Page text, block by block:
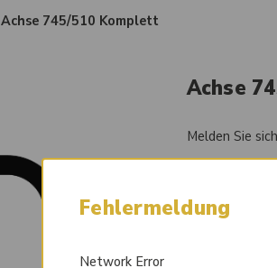
Achse 745/510 Komplett
Achse
Melden Sie
84056412
Fehlermeldung
Network Error